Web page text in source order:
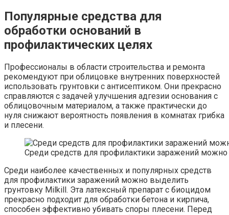
Популярные средства для
обработки оснований в
профилактических целях
Профессионалы в области строительства и ремонта
рекомендуют при облицовке внутренних поверхностей
использовать грунтовки с антисептиком. Они прекрасно
справляются с задачей улучшения адгезии основания с
облицовочным материалом, а также практически до
нуля снижают вероятность появления в комнатах грибка
и плесени.
Среди средств для профилактики заражений
Среди наиболее качественных и популярных средств
для профилактики заражений можно выделить
грунтовку Milkill. Эта латексный препарат с биоцидом
прекрасно подходит для обработки бетона и кирпича,
способен эффективно убивать споры плесени. Перед